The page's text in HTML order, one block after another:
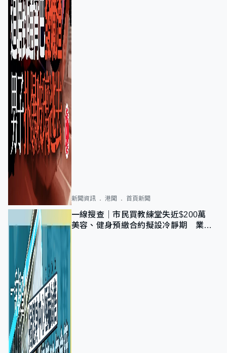
新聞資訊 港聞 首頁新聞
一線搜查｜市民買教練堂失近$200萬
美容、健身預繳合約擬設冷靜期 業界